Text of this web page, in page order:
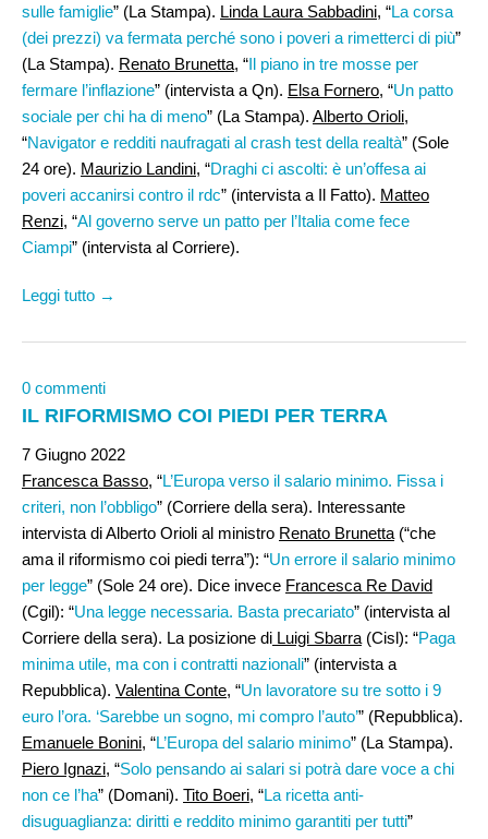
sulle famiglie” (La Stampa). Linda Laura Sabbadini, “La corsa
(dei prezzi) va fermata perché sono i poveri a rimetterci di più”
(La Stampa). Renato Brunetta, “Il piano in tre mosse per
fermare l’inflazione” (intervista a Qn). Elsa Fornero, “Un patto
sociale per chi ha di meno” (La Stampa). Alberto Orioli,
“Navigator e redditi naufragati al crash test della realtà” (Sole
24 ore). Maurizio Landini, “Draghi ci ascolti: è un’offesa ai
poveri accanirsi contro il rdc” (intervista a Il Fatto). Matteo
Renzi, “Al governo serve un patto per l’Italia come fece
Ciampi” (intervista al Corriere).
Leggi tutto →
0 commenti
IL RIFORMISMO COI PIEDI PER TERRA
7 Giugno 2022
Francesca Basso, “L’Europa verso il salario minimo. Fissa i
criteri, non l’obbligo” (Corriere della sera). Interessante
intervista di Alberto Orioli al ministro Renato Brunetta (“che
ama il riformismo coi piedi terra”): “Un errore il salario minimo
per legge” (Sole 24 ore). Dice invece Francesca Re David
(Cgil): “Una legge necessaria. Basta precariato” (intervista al
Corriere della sera). La posizione di Luigi Sbarra (Cisl): “Paga
minima utile, ma con i contratti nazionali” (intervista a
Repubblica). Valentina Conte, “Un lavoratore su tre sotto i 9
euro l’ora. ‘Sarebbe un sogno, mi compro l’auto’” (Repubblica).
Emanuele Bonini, “L’Europa del salario minimo” (La Stampa).
Piero Ignazi, “Solo pensando ai salari si potrà dare voce a chi
non ce l’ha” (Domani). Tito Boeri, “La ricetta anti-
disuguaglianza: diritti e reddito minimo garantiti per tutti”